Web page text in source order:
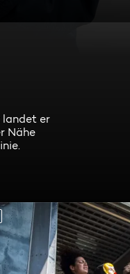
landet er
Nähe